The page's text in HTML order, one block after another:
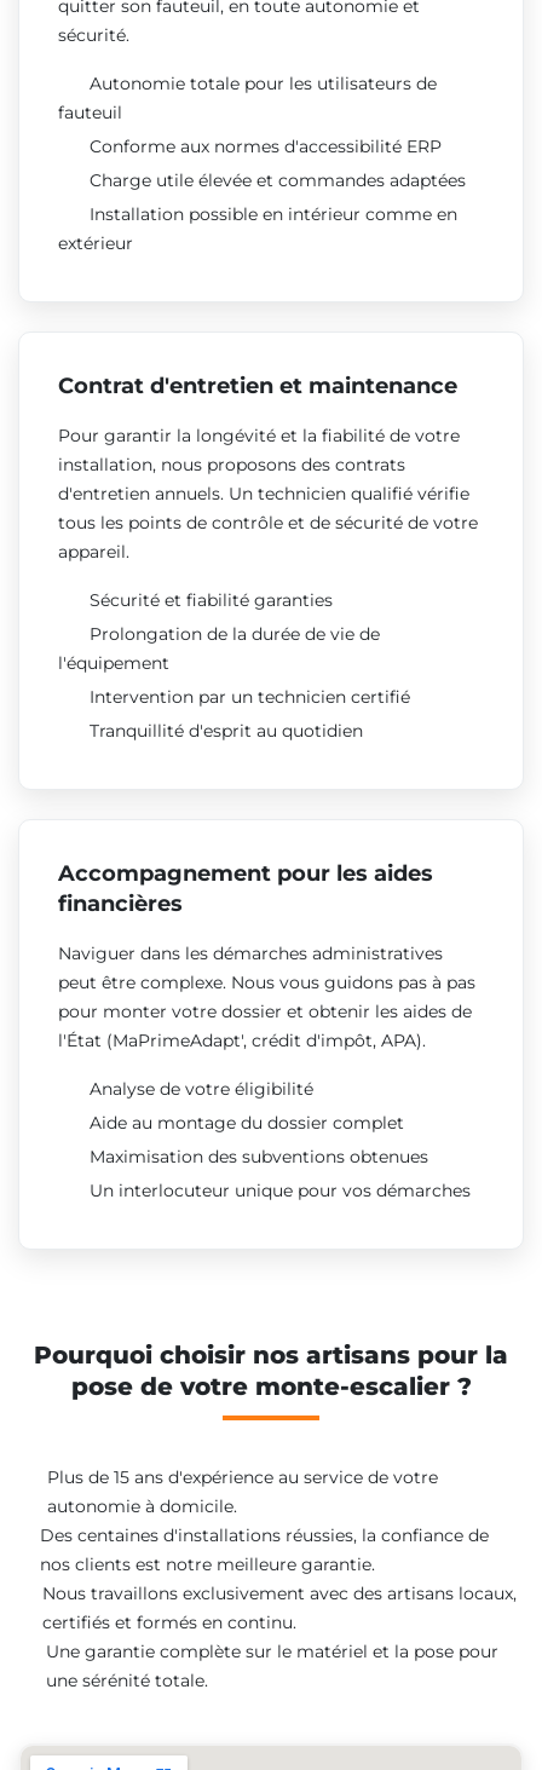
quitter son fauteuil, en toute autonomie et
sécurité.
Autonomie totale pour les utilisateurs de
fauteuil
Conforme aux normes d'accessibilité ERP
Charge utile élevée et commandes adaptées
Installation possible en intérieur comme en
extérieur
Contrat d'entretien et maintenance
Pour garantir la longévité et la fiabilité de votre
installation, nous proposons des contrats
d'entretien annuels. Un technicien qualifié vérifie
tous les points de contrôle et de sécurité de votre
appareil.
Sécurité et fiabilité garanties
Prolongation de la durée de vie de
l'équipement
Intervention par un technicien certifié
Tranquillité d'esprit au quotidien
Accompagnement pour les aides
financières
Naviguer dans les démarches administratives
peut être complexe. Nous vous guidons pas à pas
pour monter votre dossier et obtenir les aides de
l'État (MaPrimeAdapt', crédit d'impôt, APA).
Analyse de votre éligibilité
Aide au montage du dossier complet
Maximisation des subventions obtenues
Un interlocuteur unique pour vos démarches
Pourquoi choisir nos artisans pour la
pose de votre monte-escalier ?
Plus de 15 ans d'expérience au service de votre
autonomie à domicile.
Des centaines d'installations réussies, la confiance de
nos clients est notre meilleure garantie.
Nous travaillons exclusivement avec des artisans locaux,
certifiés et formés en continu.
Une garantie complète sur le matériel et la pose pour
une sérénité totale.